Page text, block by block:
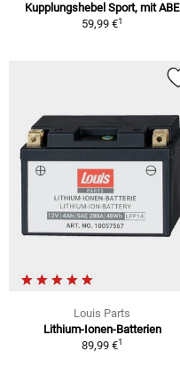
Kupplungshebel Sport, mit ABE
59,99 €1
Louis Parts
Lithium-Ionen-Batterien
89,99 €1